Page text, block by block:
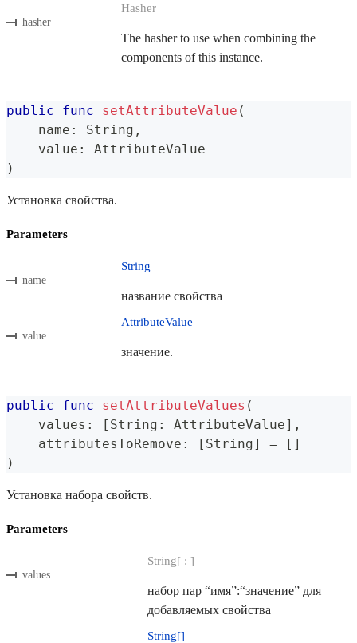
hasher
Hasher
The hasher to use when combining the
components of this instance.
public func setAttributeValue (
    name
: String ,
    value
:
AttributeValue
)
Установка свойства.
Parameters
name
String
название свойства
value
AttributeValue
значение.
public func setAttributeValues (
    values
: [ String : AttributeValue] ,
    attributesToRemove
: [ String] = [ ]
)
Установка набора свойств.
Parameters
values
String[ : ]
набор пар “имя”:“значение” для
добавляемых свойства
String[]